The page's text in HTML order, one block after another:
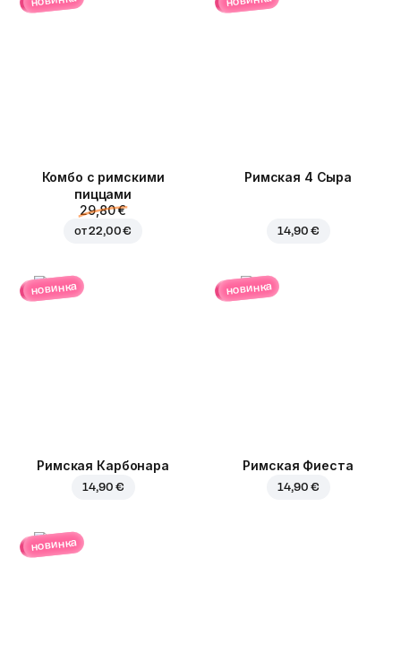
Комбо с римскими
пиццами
29,80 €
от22,00 €
Римская 4 Сыра
14,90 €
новинка
Римская Карбонара
14,90 €
новинка
Римская Фиеста
14,90 €
новинка